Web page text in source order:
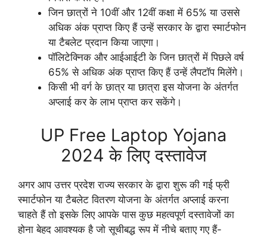
जिन छात्रों ने 10वीं और 12वीं कक्षा में 65% या उससे
अधिक अंक प्राप्त किए हैं उन्हें सरकार के द्वारा स्मार्टफोन
या टैबलेट प्रदान किया जाएगा।
पॉलिटेक्निक और आईआईटी के जिन छात्रों में पिछले वर्ष
65% से अधिक अंक प्राप्त किए हैं उन्हें लैपटॉप मिलेंगे।
किसी भी वर्ग के छात्र या छात्रा इस योजना के अंतर्गत
अप्लाई कर के लाभ प्राप्त कर सकेंगे।
UP Free Laptop Yojana
2024 के लिए दस्तावेज
अगर आप उत्तर प्रदेश राज्य सरकार के द्वारा शुरू की गई फ्री
स्मार्टफोन या टैबलेट वितरण योजना के अंतर्गत अप्लाई करना
चाहते हैं तो इसके लिए आपके पास कुछ महत्वपूर्ण दस्तावेजों का
होना बेहद आवश्यक है जो सूचीबद्ध रूप में नीचे बताए गए हैं-